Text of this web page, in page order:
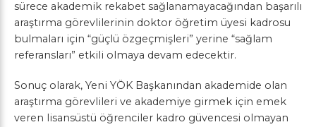
sürece akademik rekabet sağlanamayacağından başarılı
araştırma görevlilerinin doktor öğretim üyesi kadrosu
bulmaları için “güçlü özgeçmişleri” yerine “sağlam
referansları” etkili olmaya devam edecektir.
Sonuç olarak, Yeni YÖK Başkanından akademide olan
araştırma görevlileri ve akademiye girmek için emek
veren lisansüstü öğrenciler kadro güvencesi olmayan